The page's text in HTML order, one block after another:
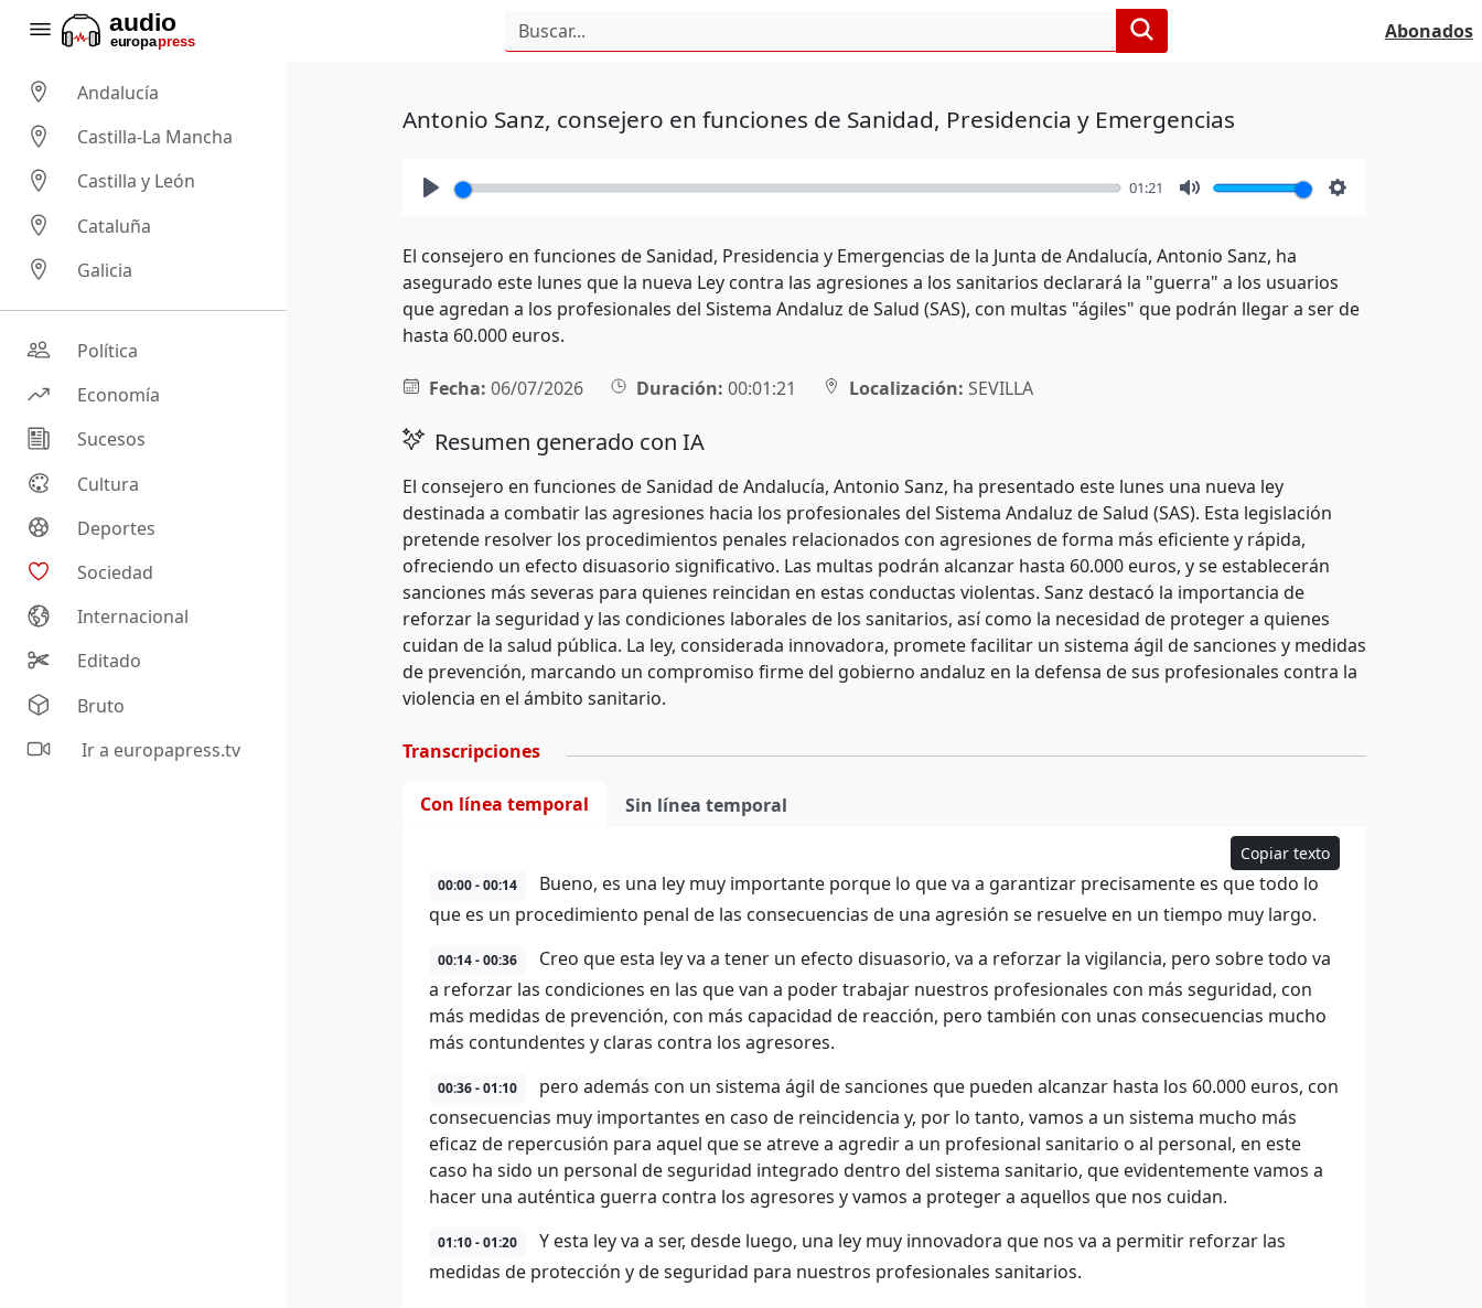
Abonados
Andalucía
Castilla-La Mancha
Castilla y León
Cataluña
Galicia
Política
Economía
Sucesos
Cultura
Deportes
Sociedad
Internacional
Editado
Bruto
Ir a europapress.tv
Antonio Sanz, consejero en funciones de Sanidad, Presidencia y Emergencias
01:21
El consejero en funciones de Sanidad, Presidencia y Emergencias de la Junta de Andalucía, Antonio Sanz, ha
asegurado este lunes que la nueva Ley contra las agresiones a los sanitarios declarará la "guerra" a los usuarios
que agredan a los profesionales del Sistema Andaluz de Salud (SAS), con multas "ágiles" que podrán llegar a ser de
hasta 60.000 euros.
Fecha: 06/07/2026 Duración: 00:01:21 Localización: SEVILLA
Resumen generado con IA
El consejero en funciones de Sanidad de Andalucía, Antonio Sanz, ha presentado este lunes una nueva ley
destinada a combatir las agresiones hacia los profesionales del Sistema Andaluz de Salud (SAS). Esta legislación
pretende resolver los procedimientos penales relacionados con agresiones de forma más eficiente y rápida,
ofreciendo un efecto disuasorio significativo. Las multas podrán alcanzar hasta 60.000 euros, y se establecerán
sanciones más severas para quienes reincidan en estas conductas violentas. Sanz destacó la importancia de
reforzar la seguridad y las condiciones laborales de los sanitarios, así como la necesidad de proteger a quienes
cuidan de la salud pública. La ley, considerada innovadora, promete facilitar un sistema ágil de sanciones y medidas
de prevención, marcando un compromiso firme del gobierno andaluz en la defensa de sus profesionales contra la
violencia en el ámbito sanitario.
Transcripciones
Con línea temporal Sin línea temporal
Copiar texto
00:00 - 00:14
Bueno, es una ley muy importante porque lo que va a garantizar precisamente es que todo lo
que es un procedimiento penal de las consecuencias de una agresión se resuelve en un tiempo muy largo.
00:14 - 00:36
Creo que esta ley va a tener un efecto disuasorio, va a reforzar la vigilancia, pero sobre todo va
a reforzar las condiciones en las que van a poder trabajar nuestros profesionales con más seguridad, con
más medidas de prevención, con más capacidad de reacción, pero también con unas consecuencias mucho
más contundentes y claras contra los agresores.
00:36 - 01:10
pero además con un sistema ágil de sanciones que pueden alcanzar hasta los 60.000 euros, con
consecuencias muy importantes en caso de reincidencia y, por lo tanto, vamos a un sistema mucho más
eficaz de repercusión para aquel que se atreve a agredir a un profesional sanitario o al personal, en este
caso ha sido un personal de seguridad integrado dentro del sistema sanitario, que evidentemente vamos a
hacer una auténtica guerra contra los agresores y vamos a proteger a aquellos que nos cuidan.
01:10 - 01:20
Y esta ley va a ser, desde luego, una ley muy innovadora que nos va a permitir reforzar las
medidas de protección y de seguridad para nuestros profesionales sanitarios.